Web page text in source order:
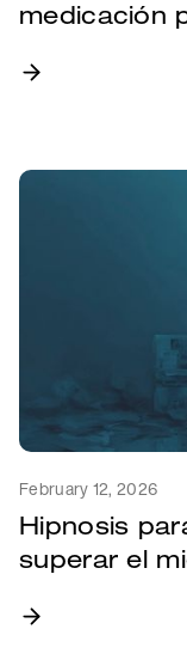
medicación
February 12, 2026
Hipnosis
superar el